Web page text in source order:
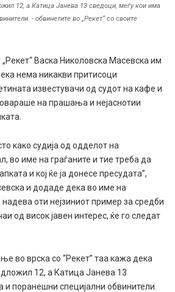
12, а Катица Јанева 13 сведоци, меѓу кои има
- обвинетите во „Рекет“ со своите
„Рекет“ Васка Николовска Масевска им
нема никакви притисоци
известувачи од судот на кафе и
на прашања и нејаснотии
како судија од одделот на
во име на граѓаните и тие треба да
и кој ќе ја донесе пресудата”,
и додаде дека во име на
оти нејзиниот пример за средби
од висок јавен интерес, ќе го следат
во врска со “Рекет” таа кажа дека
12, а Катица Јанева 13
и поранешни специјални обвинители.